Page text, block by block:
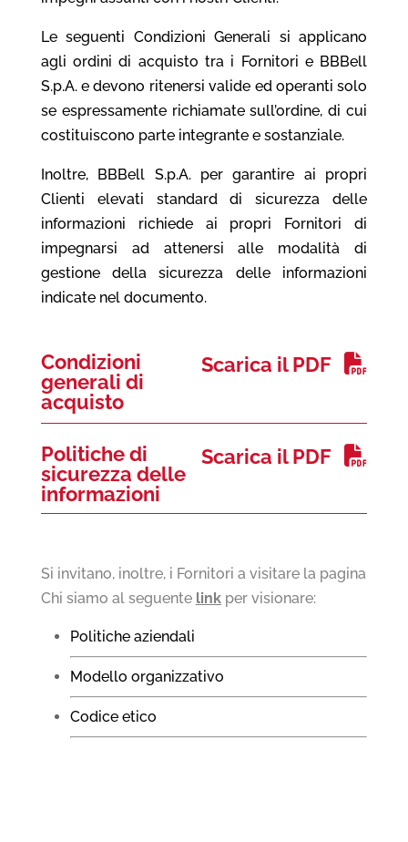
Le seguenti Condizioni Generali si applicano
agli ordini di acquisto tra i Fornitori e BBBell
S.p.A. e devono ritenersi valide ed operanti solo
se espressamente richiamate sull’ordine, di cui
costituiscono parte integrante e sostanziale.
Inoltre, BBBell S.p.A. per garantire ai propri
Clienti elevati standard di sicurezza delle
informazioni richiede ai propri Fornitori di
impegnarsi ad attenersi alle modalità di
gestione della sicurezza delle informazioni
indicate nel documento.
Scarica il PDF
Condizioni
generali di
acquisto
Scarica il PDF
Politiche di
sicurezza delle
informazioni
Si invitano, inoltre, i Fornitori a visitare la pagina
Chi siamo al seguente link per visionare:
Politiche aziendali
Modello organizzativo
Codice etico